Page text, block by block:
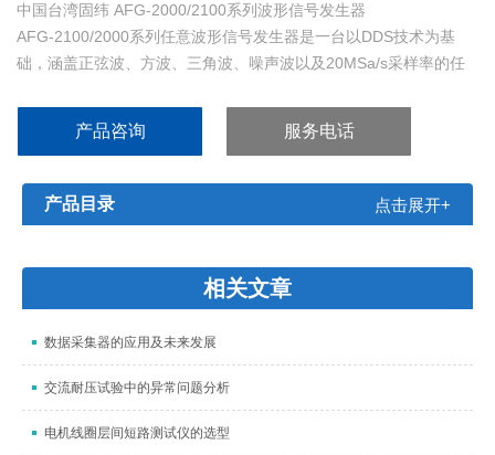
中国台湾固纬 AFG-2000/2100系列波形信号发生器
AFG-2100/2000系列任意波形信号发生器是一台以DDS技术为基
础，涵盖正弦波、方波、三角波、噪声波以及20MSa/s采样率的任
产品咨询 服务电话
产品目录 点击展开+
相关文章
数据采集器的应用及未来发展
交流耐压试验中的异常问题分析
电机线圈层间短路测试仪的选型